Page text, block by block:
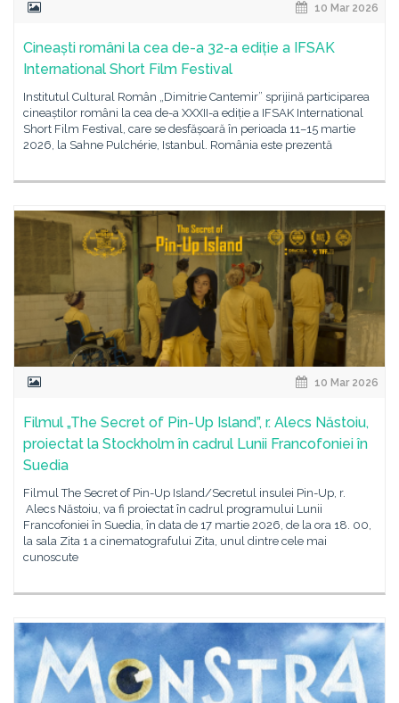
10 Mar 2026
Cineaști români la cea de-a 32-a ediție a IFSAK
International Short Film Festival
Institutul Cultural Român „Dimitrie Cantemir” sprijină participarea
cineaștilor români la cea de-a XXXII-a ediție a IFSAK International
Short Film Festival, care se desfășoară în perioada 11–15 martie
2026, la Sahne Pulchérie, Istanbul. România este prezentă
10 Mar 2026
Filmul „The Secret of Pin-Up Island”, r. Alecs Năstoiu,
proiectat la Stockholm în cadrul Lunii Francofoniei în
Suedia
Filmul The Secret of Pin-Up Island/Secretul insulei Pin-Up, r.
Alecs Năstoiu, va fi proiectat în cadrul programului Lunii
Francofoniei în Suedia, în data de 17 martie 2026, de la ora 18. 00,
la sala Zita 1 a cinematografului Zita, unul dintre cele mai
cunoscute